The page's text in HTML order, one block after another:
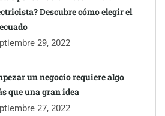
Descubre cómo elegir el
29, 2022
un negocio requiere algo
que una gran idea
27, 2022